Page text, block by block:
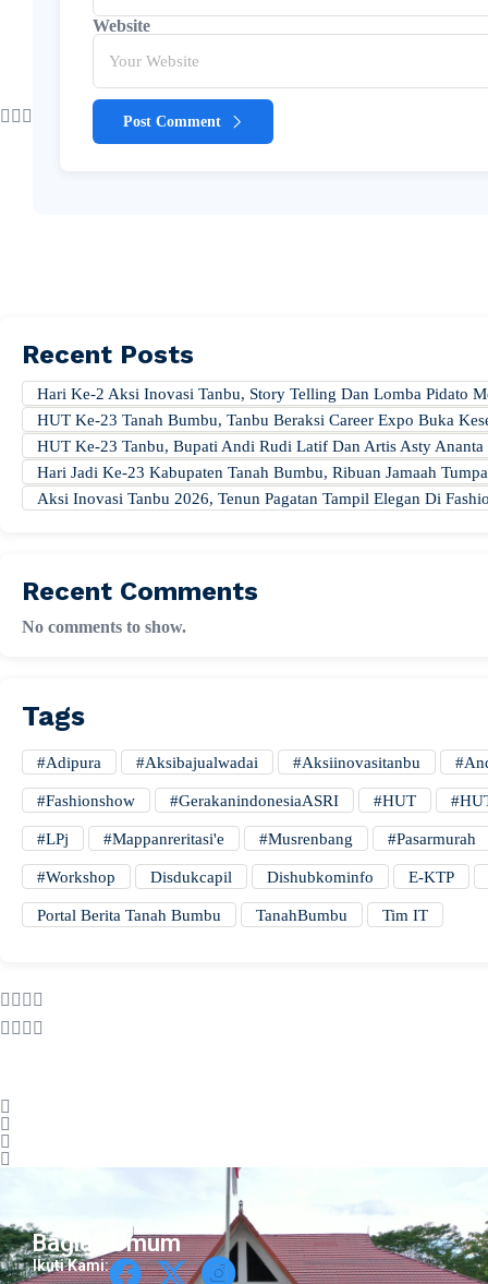
Website
Post Comment
Recent Posts
Hari Ke-2 Aksi Inovasi Tanbu, Story Telling Dan Lomba Pidato
HUT Ke-23 Tanah Bumbu, Tanbu Beraksi Career Expo Buka
HUT Ke-23 Tanbu, Bupati Andi Rudi Latif Dan Artis Asty
Hari Jadi Ke-23 Kabupaten Tanah Bumbu, Ribuan Jamaah
Aksi Inovasi Tanbu 2026, Tenun Pagatan Tampil Elegan Di
Recent Comments
No comments to show.
Tags
#adipura #aksibajualwadai #aksiinovasitanbu
#fashionshow #gerakanindonesiaASRI #HUT
#LPj #mappanreritasi'e #musrenbang #pasarmurah
#workshop Disdukcapil Dishubkominfo E-KTP
Portal Berita Tanah Bumbu TanahBumbu Tim IT
Bagian Umum
Ikuti Kami: